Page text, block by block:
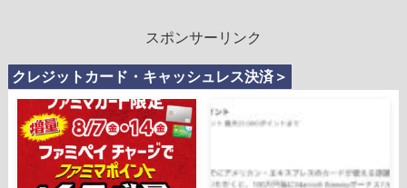
スポンサーリンク
クレジットカード・キャッシュレス決済＞